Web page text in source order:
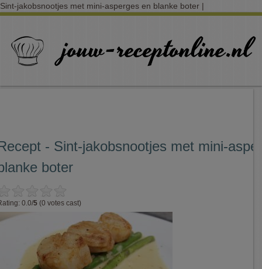
Sint-jakobsnootjes met mini-asperges en blanke boter |
- Sint-jakobsnootjes met mini-
boter
0.0/5 (0 votes cast)